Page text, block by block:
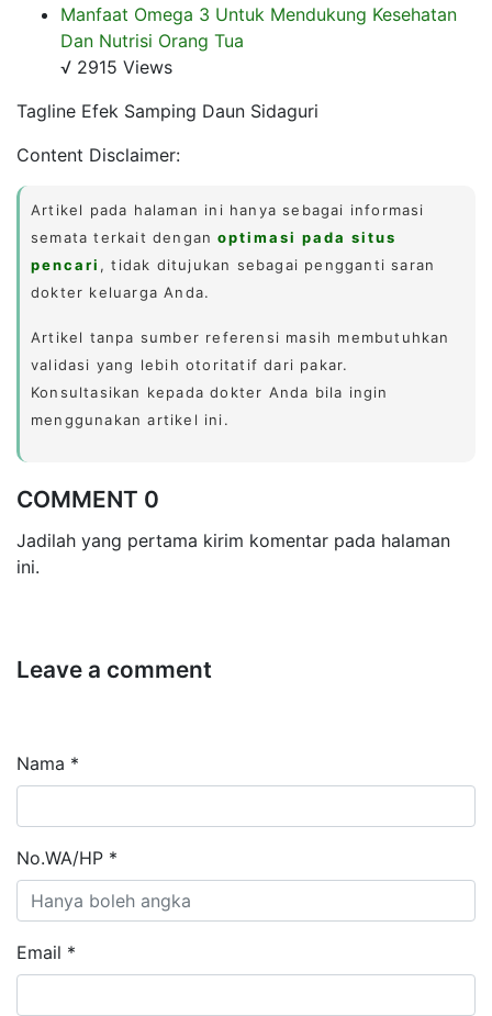
Manfaat Omega 3 Untuk Mendukung Kesehatan
Dan Nutrisi Orang Tua
√ 2915 Views
Tagline Efek Samping Daun Sidaguri
Content Disclaimer:
Artikel pada halaman ini hanya sebagai informasi
semata terkait denganoptimasi pada situs
pencari , tidak ditujukan sebagai pengganti saran
dokter keluarga Anda.
Artikel tanpa sumber referensi masih membutuhkan
validasi yang lebih otoritatif dari pakar.
Konsultasikan kepada dokter Anda bila ingin
menggunakan artikel ini.
COMMENT 0
Jadilah yang pertama kirim komentar pada halaman
ini.
Leave a comment
Nama *
No.WA/HP *
Email *